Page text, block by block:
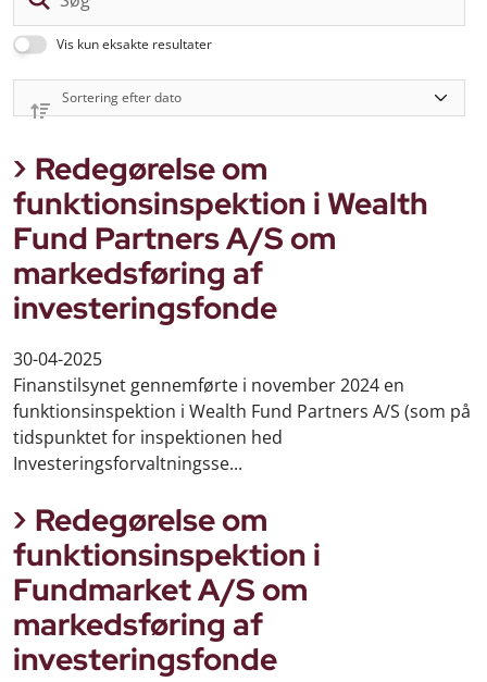
Vis kun eksakte resultater
Redegørelse om
funktionsinspektion i Wealth
Fund Partners A/S om
markedsføring af
investeringsfonde
30-04-2025
Finanstilsynet gennemførte i november 2024 en
funktionsinspektion i Wealth Fund Partners A/S (som på
tidspunktet for inspektionen hed
Investeringsforvaltningsse...
Redegørelse om
funktionsinspektion i
Fundmarket A/S om
markedsføring af
investeringsfonde